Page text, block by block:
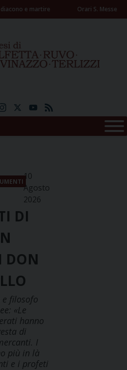
e martire Orari S. Messe
InstagramYouTube
10
Agosto
2026
DI
DON
filosofo
«Le
hanno
di
I
più in là
e i profeti